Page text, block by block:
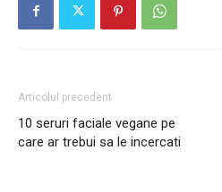
Articolul precedent
10 seruri faciale vegane pe
care ar trebui sa le incercati